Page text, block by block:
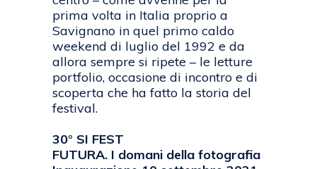
prima volta in Italia proprio a
Savignano in quel primo caldo
weekend di luglio del 1992 e da
allora sempre si ripete – le letture
portfolio, occasione di incontro e di
scoperta che ha fatto la storia del
festival.
30° SI FEST
FUTURA. I domani della fotografia